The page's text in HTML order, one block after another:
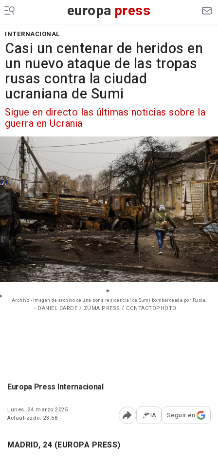
europa press
INTERNACIONAL
Casi un centenar de heridos en
un nuevo ataque de las tropas
rusas contra la ciudad
ucraniana de Sumi
Sigue en directo las últimas noticias sobre la
guerra en Ucrania
Archivo - Imagen de archivo de una zona residencial de Sumi bombardeada por Rusia.
- DANIEL CARDE / ZUMA PRESS / CONTACTOPHOTO
Europa Press Internacional
Lunes, 24 marzo 2025
Actualizado: 23:58
Abrir opciones para
IA Seguir en
MADRID, 24 (EUROPA PRESS)